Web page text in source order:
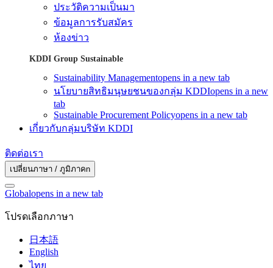
ประวัติความเป็นมา
ข้อมูลการรับสมัคร
ห้องข่าว
KDDI Group Sustainable
Sustainability Managementopens in a new tab
นโยบายสิทธิมนุษยชนของกลุ่ม KDDIopens in a new
tab
Sustainable Procurement Policyopens in a new tab
เกี่ยวกับกลุ่มบริษัท KDDI
ติดต่อเรา
เปลี่ยนภาษา / ภูมิภาคn
Globalopens in a new tab
โปรดเลือกภาษา
日本語
English
ไทย